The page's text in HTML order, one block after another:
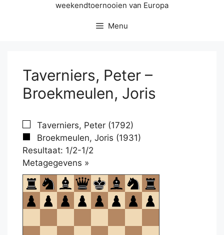
weekendtoernooien van Europa
Menu
Taverniers, Peter –
Broekmeulen, Joris
Taverniers, Peter (1792)
Broekmeulen, Joris (1931)
Resultaat: 1/2-1/2
Metagegevens »
om
te
openen.